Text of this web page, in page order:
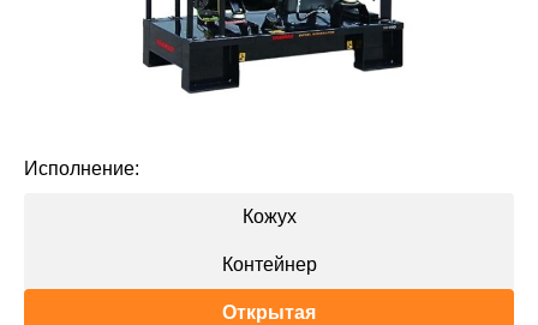
Исполнение:
Кожух
Контейнер
Открытая